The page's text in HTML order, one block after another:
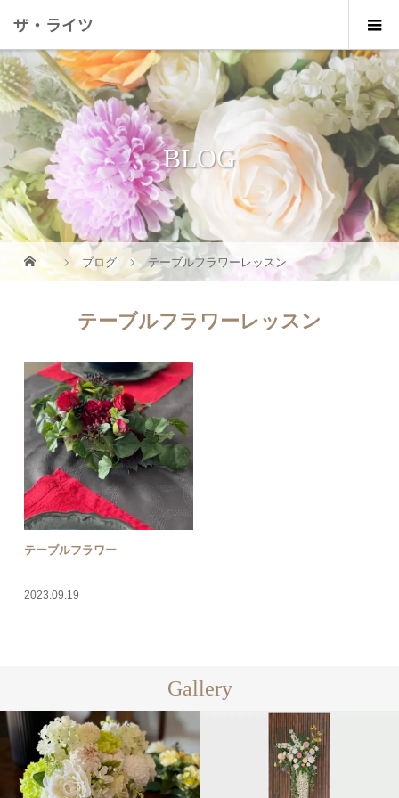
ザ・ライツ
BLOG
ブログ テーブルフラワーレッスン
テーブルフラワーレッスン
テーブルフラワー
2023.09.19
Gallery